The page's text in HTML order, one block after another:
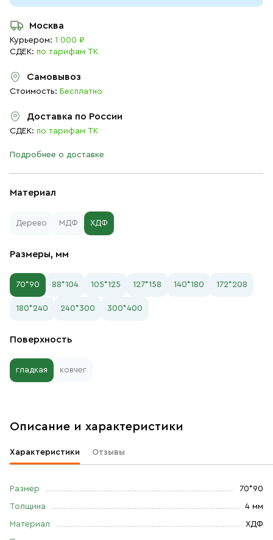
Материал
Дерево МДФ ХДФ
Размеры, мм
70*90 88*104 105*125 127*158 140*180 172*208
180*240 240*300 300*400
Поверхность
гладкая ковчег
Москва
Курьером: 1 000 ₽
СДЕК: по тарифам ТК
Самовывоз
Стоимость: Бесплатно
Доставка по России
СДЕК: по тарифам ТК
Подробнее о доставке
Описание и характеристики
Характеристики Отзывы
Размер 70*90
Толщина 4 мм
Материал ХДФ